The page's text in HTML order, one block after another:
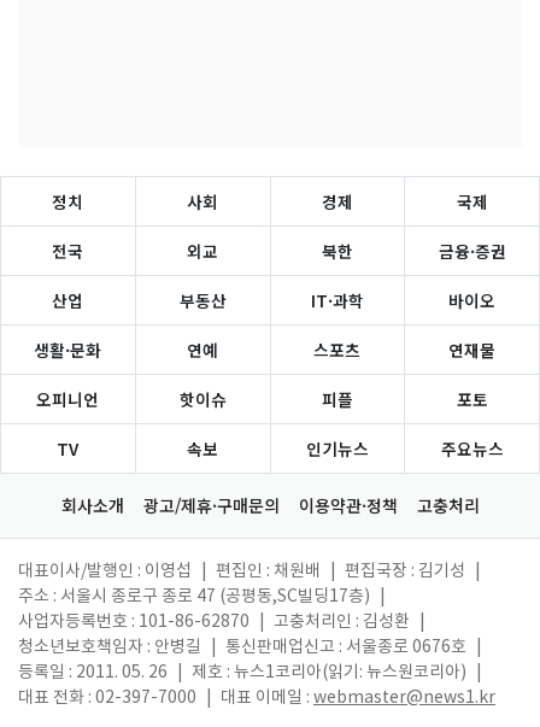
정치 사회 경제 국제
전국 외교 북한 금융·증권
산업 부동산 IT·과학 바이오
생활·문화 연예 스포츠 연재물
오피니언 핫이슈 피플 포토
TV 속보 인기뉴스 주요뉴스
회사소개 광고/제휴·구매문의 이용약관·정책 고충처리
대표이사/발행인 : 이영섭 편집인 : 채원배 편집국장 : 김기성
주소 : 서울시 종로구 종로 47 (공평동,SC빌딩17층)
사업자등록번호 : 101-86-62870
고충처리인 : 김성환
청소년보호책임자 : 안병길
통신판매업신고 : 서울종로 0676호
등록일 : 2011. 05. 26
제호 : 뉴스1코리아(읽기: 뉴스원코리아)
대표 전화 : 02-397-7000
대표 이메일 : webmaster@news1.kr